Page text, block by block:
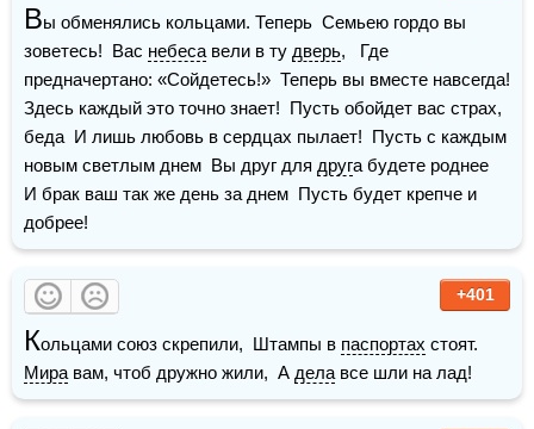
Вы обменялись кольцами. Теперь  Семьею гордо вы
зоветесь!  Вас небеса вели в ту дверь,   Где
предначертано: «Сойдетесь!»  Теперь вы вместе навсегда!
Здесь каждый это точно знает!  Пусть обойдет вас страх,
беда  И лишь любовь в сердцах пылает!  Пусть с каждым
новым светлым днем  Вы друг для друга будете роднее
И брак ваш так же день за днем  Пусть будет крепче и
добрее!
+401
Кольцами союз скрепили,  Штампы в паспортах
Мира вам, чтоб дружно жили,  А дела все шли на лад!